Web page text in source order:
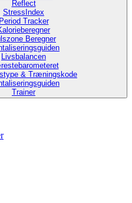
Reflect
StressIndex
Period Tracker
Beregner
Livsbalancen
& Træningskode
Trainer